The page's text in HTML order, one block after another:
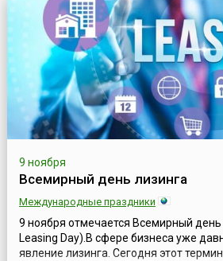
Savings Bank Congress).В последний
октября — родилась идея, зак...
9 ноября
Всемирный день лизинга
Международные праздники
9 ноября отмечается Всемирный день
Leasing Day).В сфере бизнеса уже
явление лизинга. Сегодня этот